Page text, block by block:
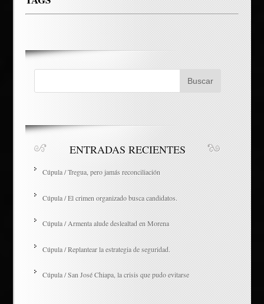
ENTRADAS RECIENTES
Cúpula / Tregua, pero jamás reconciliación
Cúpula / El crimen organizado busca candidatos.
Cúpula / Armenta alude deslealtad en Morena
Cúpula / Replantear la estrategia de seguridad.
Cúpula / San José Chiapa, la crisis que pudo evitarse